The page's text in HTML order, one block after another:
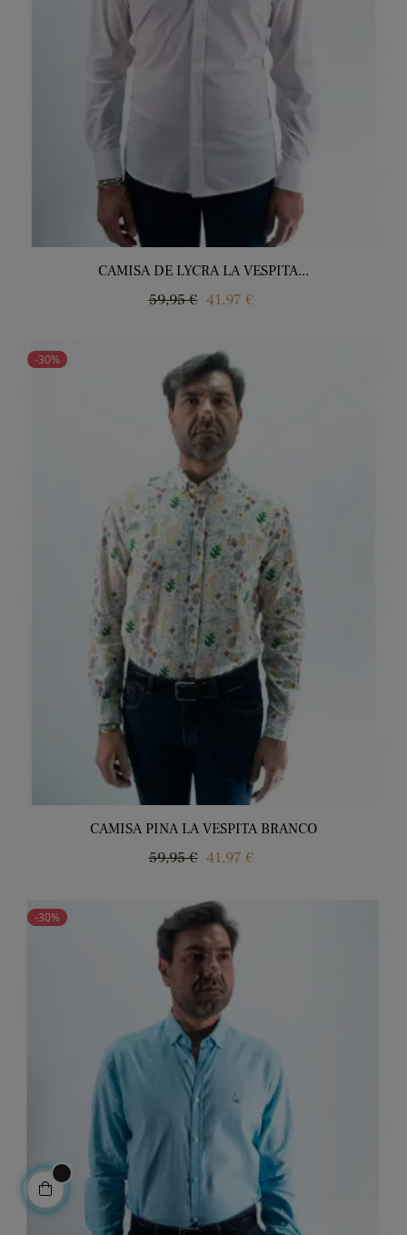
CAMISA DE LYCRA LA VESPITA...
Regular
59,95 € Price
41,97 €
-30%
CAMISA PINA LA VESPITA BRANCO
Regular
59,95 € Price
41,97 €
-30%